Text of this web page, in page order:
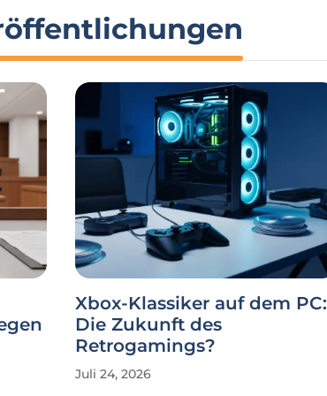
Xbox-Klassiker auf dem PC:
Die Zukunft des
Retrogamings?
Juli 24, 2026